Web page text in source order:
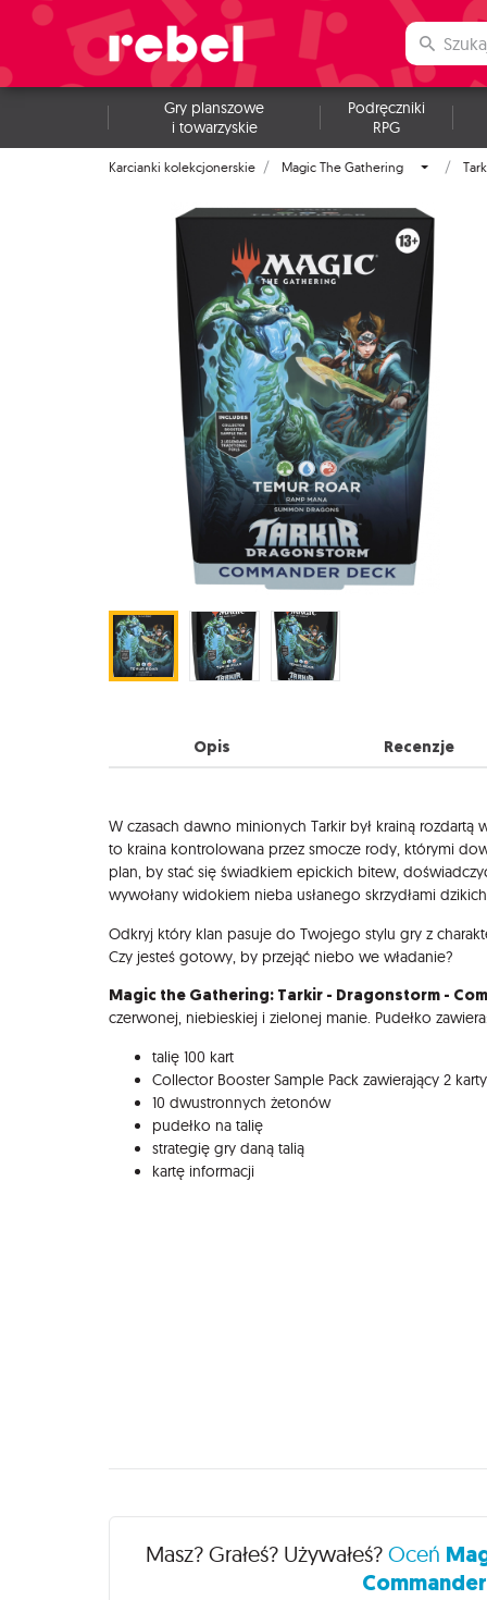
Gry planszowe
i towarzyskie
Podręczniki
RPG
Karcianki kolekcjonerskie Magic The Gathering
Opis Recenzje
Opis
W czasach dawno minionych Tarkir był krainą
to kraina kontrolowana przez smocze rody, którymi
plan, by stać się świadkiem epickich bitew,
wywołany widokiem nieba usłanego skrzydłami
Odkryj który klan pasuje do Twojego stylu gry z
Czy jesteś gotowy, by przejąć niebo we władanie?
Magic the Gathering: Tarkir - Dragonstorm -
czerwonej, niebieskiej i zielonej manie. Pudełko
talię 100 kart
Collector Booster Sample Pack zawierający 2 karty
10 dwustronnych żetonów
pudełko na talię
strategię gry daną talią
kartę informacji
Recenzje
Masz? Grałeś? Używałeś?Oceń